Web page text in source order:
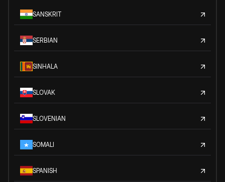
SANSKRIT
SERBIAN
SINHALA
SLOVAK
SLOVENIAN
SOMALI
SPANISH